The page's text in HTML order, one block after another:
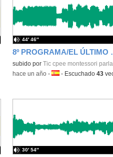
8º
Contenido educativo.
subido por Tic cpee montessori parla
44′ 46″
-hace un año- Idioma:
- Escuchado 43
30′ 54″